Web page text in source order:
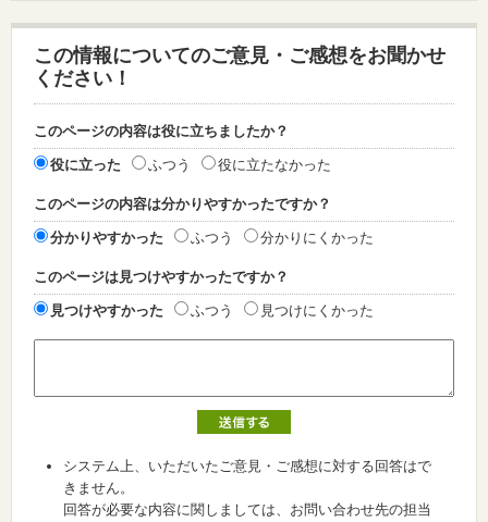
この情報についてのご意見・ご感想をお聞かせ
ください！
このページの内容は役に立ちましたか？
役に立った ふつう 役に立たなかった
このページの内容は分かりやすかったですか？
分かりやすかった ふつう 分かりにくかった
このページは見つけやすかったですか？
見つけやすかった ふつう 見つけにくかった
システム上、いただいたご意見・ご感想に対する回答はで
きません。
回答が必要な内容に関しましては、お問い合わせ先の担当